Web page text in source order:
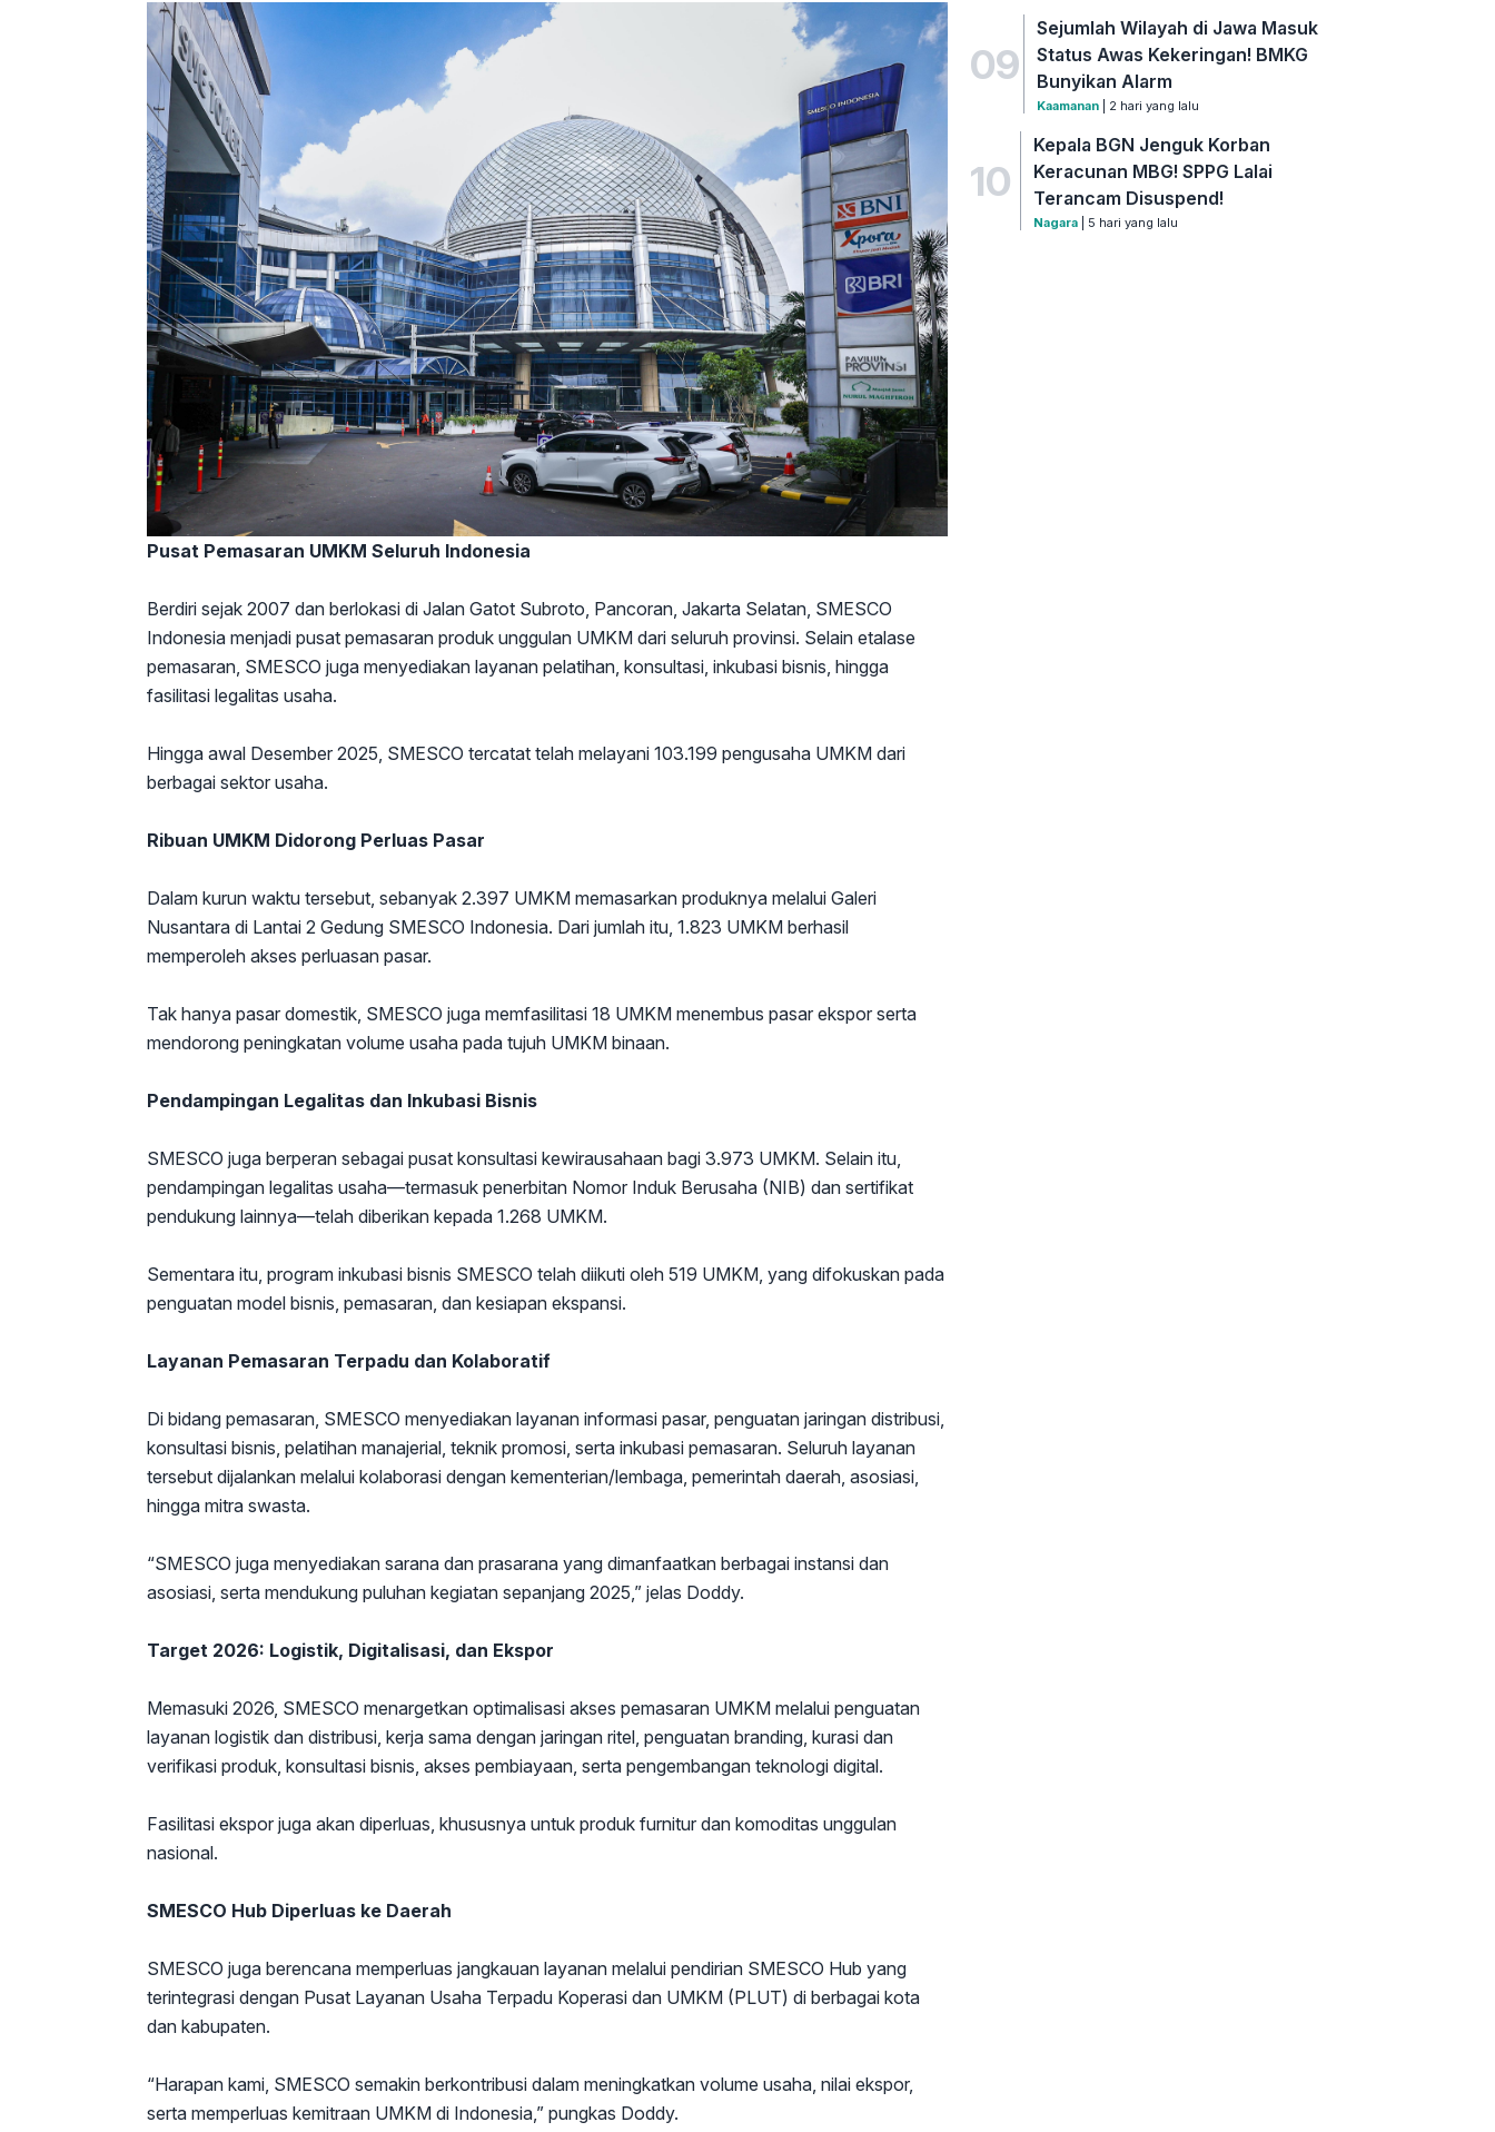
Pusat Pemasaran UMKM Seluruh Indonesia
Berdiri sejak 2007 dan berlokasi di Jalan Gatot Subroto, Pancoran, Jakarta Selatan, SMESCO
Indonesia menjadi pusat pemasaran produk unggulan UMKM dari seluruh provinsi. Selain etalase
pemasaran, SMESCO juga menyediakan layanan pelatihan, konsultasi, inkubasi bisnis, hingga
fasilitasi legalitas usaha.
Hingga awal Desember 2025, SMESCO tercatat telah melayani 103.199 pengusaha UMKM dari
berbagai sektor usaha.
Ribuan UMKM Didorong Perluas Pasar
Dalam kurun waktu tersebut, sebanyak 2.397 UMKM memasarkan produknya melalui Galeri
Nusantara di Lantai 2 Gedung SMESCO Indonesia. Dari jumlah itu, 1.823 UMKM berhasil
memperoleh akses perluasan pasar.
Tak hanya pasar domestik, SMESCO juga memfasilitasi 18 UMKM menembus pasar ekspor serta
mendorong peningkatan volume usaha pada tujuh UMKM binaan.
Pendampingan Legalitas dan Inkubasi Bisnis
SMESCO juga berperan sebagai pusat konsultasi kewirausahaan bagi 3.973 UMKM. Selain itu,
pendampingan legalitas usaha—termasuk penerbitan Nomor Induk Berusaha (NIB) dan sertifikat
pendukung lainnya—telah diberikan kepada 1.268 UMKM.
Sementara itu, program inkubasi bisnis SMESCO telah diikuti oleh 519 UMKM, yang difokuskan pada
penguatan model bisnis, pemasaran, dan kesiapan ekspansi.
Layanan Pemasaran Terpadu dan Kolaboratif
Di bidang pemasaran, SMESCO menyediakan layanan informasi pasar, penguatan jaringan distribusi,
konsultasi bisnis, pelatihan manajerial, teknik promosi, serta inkubasi pemasaran. Seluruh layanan
tersebut dijalankan melalui kolaborasi dengan kementerian/lembaga, pemerintah daerah, asosiasi,
hingga mitra swasta.
“SMESCO juga menyediakan sarana dan prasarana yang dimanfaatkan berbagai instansi dan
asosiasi, serta mendukung puluhan kegiatan sepanjang 2025,” jelas Doddy.
Target 2026: Logistik, Digitalisasi, dan Ekspor
Memasuki 2026, SMESCO menargetkan optimalisasi akses pemasaran UMKM melalui penguatan
layanan logistik dan distribusi, kerja sama dengan jaringan ritel, penguatan branding, kurasi dan
verifikasi produk, konsultasi bisnis, akses pembiayaan, serta pengembangan teknologi digital.
Fasilitasi ekspor juga akan diperluas, khususnya untuk produk furnitur dan komoditas unggulan
nasional.
SMESCO Hub Diperluas ke Daerah
SMESCO juga berencana memperluas jangkauan layanan melalui pendirian SMESCO Hub yang
terintegrasi dengan Pusat Layanan Usaha Terpadu Koperasi dan UMKM (PLUT) di berbagai kota
dan kabupaten.
“Harapan kami, SMESCO semakin berkontribusi dalam meningkatkan volume usaha, nilai ekspor,
serta memperluas kemitraan UMKM di Indonesia,” pungkas Doddy.
09
Sejumlah Wilayah di Jawa Masuk
Status Awas Kekeringan! BMKG
Bunyikan Alarm
Kaamanan | 2 hari yang lalu
10
Kepala BGN Jenguk Korban
Keracunan MBG! SPPG Lalai
Terancam Disuspend!
Nagara | 5 hari yang lalu